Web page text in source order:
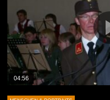
04:56